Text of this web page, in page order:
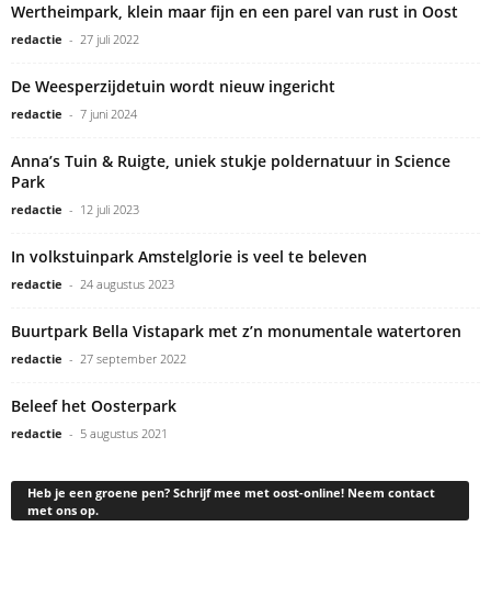
Wertheimpark, klein maar fijn en een parel van rust in Oost
redactie - 27 juli 2022
De Weesperzijdetuin wordt nieuw ingericht
redactie - 7 juni 2024
Anna’s Tuin & Ruigte, uniek stukje poldernatuur in Science
Park
redactie - 12 juli 2023
In volkstuinpark Amstelglorie is veel te beleven
redactie - 24 augustus 2023
Buurtpark Bella Vistapark met z’n monumentale watertoren
redactie - 27 september 2022
Beleef het Oosterpark
redactie - 5 augustus 2021
Heb je een groene pen? Schrijf mee met oost-online! Neem contact
met ons op.